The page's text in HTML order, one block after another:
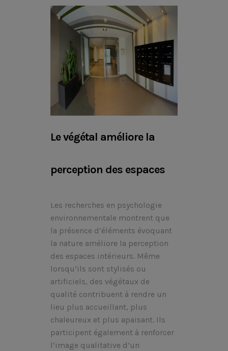
Le végétal améliore la
perception des espaces
Les recherches en psychologie
environnementale montrent que
la présence d’éléments évoquant
la nature améliore la perception
des espaces intérieurs. Même
lorsqu’ils sont stylisés ou
artificiels, des végétaux de
qualité contribuent à rendre un
lieu plus accueillant, plus
chaleureux et plus apaisant. Ils
participent également à renforcer
l’image qualitative d’un